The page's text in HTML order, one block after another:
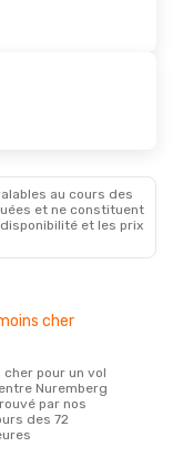
au cours des
et ne constituent
et les prix
cher
Nuremberg
par nos
des 72